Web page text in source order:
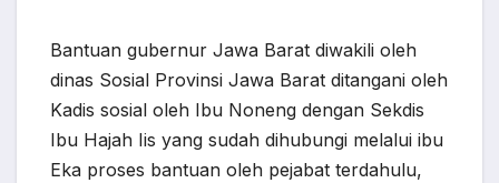
Bantuan gubernur Jawa Barat diwakili oleh
dinas Sosial Provinsi Jawa Barat ditangani oleh
Kadis sosial oleh Ibu Noneng dengan Sekdis
Ibu Hajah Iis yang sudah dihubungi melalui ibu
Eka proses bantuan oleh pejabat terdahulu,